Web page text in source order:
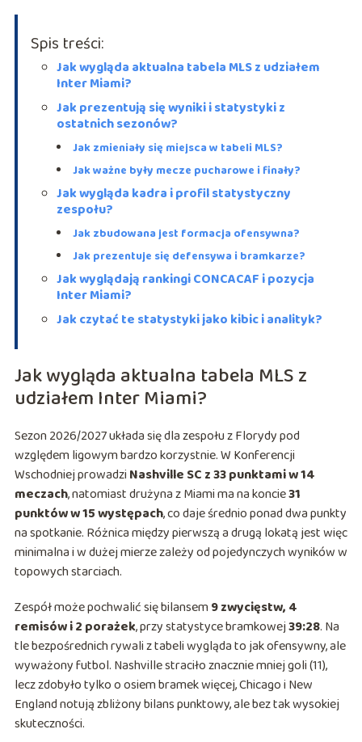
Spis treści:
Jak wygląda aktualna tabela MLS z udziałem
Inter Miami?
Jak prezentują się wyniki i statystyki z
ostatnich sezonów?
Jak zmieniały się miejsca w tabeli MLS?
Jak ważne były mecze pucharowe i finały?
Jak wygląda kadra i profil statystyczny
zespołu?
Jak zbudowana jest formacja ofensywna?
Jak prezentuje się defensywa i bramkarze?
Jak wyglądają rankingi CONCACAF i pozycja
Inter Miami?
Jak czytać te statystyki jako kibic i analityk?
Jak wygląda aktualna tabela MLS z
udziałem Inter Miami?
Sezon 2026/2027 układa się dla zespołu z Florydy pod
względem ligowym bardzo korzystnie. W Konferencji
Wschodniej prowadzi Nashville SC z 33 punktami w 14
meczach, natomiast drużyna z Miami ma na koncie31
punktów w 15 występach, co daje średnio ponad dwa punkty
na spotkanie. Różnica między pierwszą a drugą lokatą jest więc
minimalna i w dużej mierze zależy od pojedynczych wyników w
topowych starciach.
Zespół może pochwalić się bilansem9 zwycięstw, 4
remisów i 2 porażek, przy statystyce bramkowej39:28. Na
tle bezpośrednich rywali z tabeli wygląda to jak ofensywny, ale
wyważony futbol. Nashville straciło znacznie mniej goli (11),
lecz zdobyło tylko o osiem bramek więcej, Chicago i New
England notują zbliżony bilans punktowy, ale bez tak wysokiej
skuteczności.